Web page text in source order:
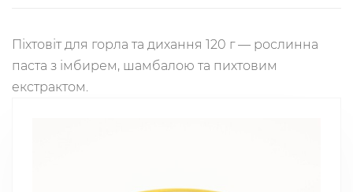
Піхтовіт для горла та дихання 120 г — рослинна
паста з імбирем, шамбалою та пихтовим
екстрактом.